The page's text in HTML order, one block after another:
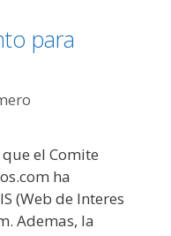
para
el Comite
ha
(Web de Interes
Ademas, la